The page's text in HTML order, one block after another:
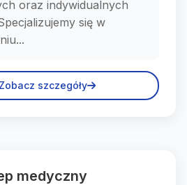
oraz indywidualnych
się w
Zobacz szczegóły
medyczny